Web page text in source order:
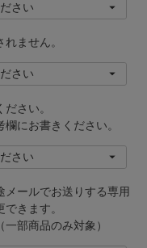
ません。
さい。
にお書きください。
メールでお送りする専用
きます。
部商品のみ対象）